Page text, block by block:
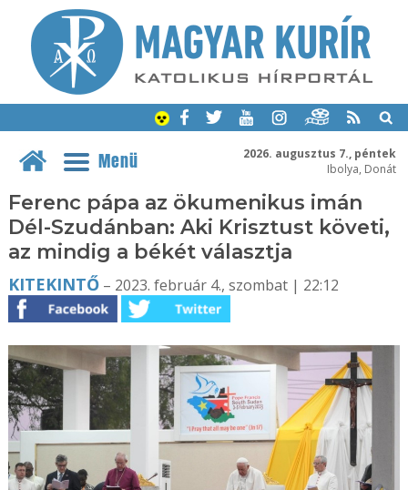
2026. augusztus 7., péntek
Ibolya, Donát
Menü
Ferenc pápa az ökumenikus imán
Dél-Szudánban: Aki Krisztust követi,
az mindig a békét választja
KITEKINTŐ– 2023. február 4., szombat | 22:12